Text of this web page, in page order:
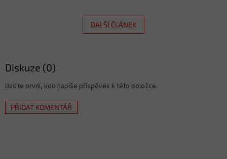
DALŠÍ ČLÁNEK
Diskuze (0)
Buďte první, kdo napíše příspěvek k této položce.
PŘIDAT KOMENTÁŘ